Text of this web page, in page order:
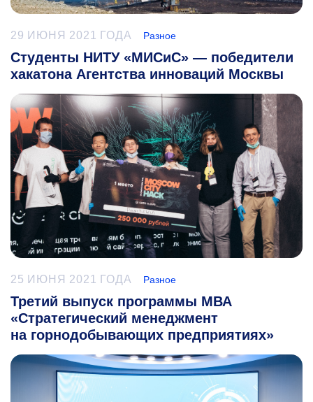
29 ИЮНЯ 2021 ГОДА Разное
Студенты НИТУ «МИСиС» — победители
хакатона Агентства инноваций Москвы
25 ИЮНЯ 2021 ГОДА Разное
Третий выпуск программы МВА
«Стратегический менеджмент
на горнодобывающих предприятиях»